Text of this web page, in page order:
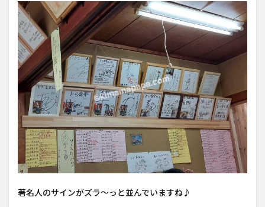
著名人のサインがズラ〜っと並んでいますね♪